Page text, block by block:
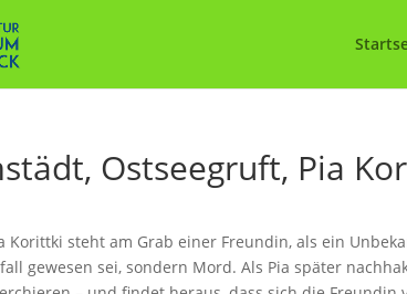
Ostseegruft, Pia
Korittki steht am Grab einer Freundin, als ein
gewesen sei, sondern Mord. Als Pia später